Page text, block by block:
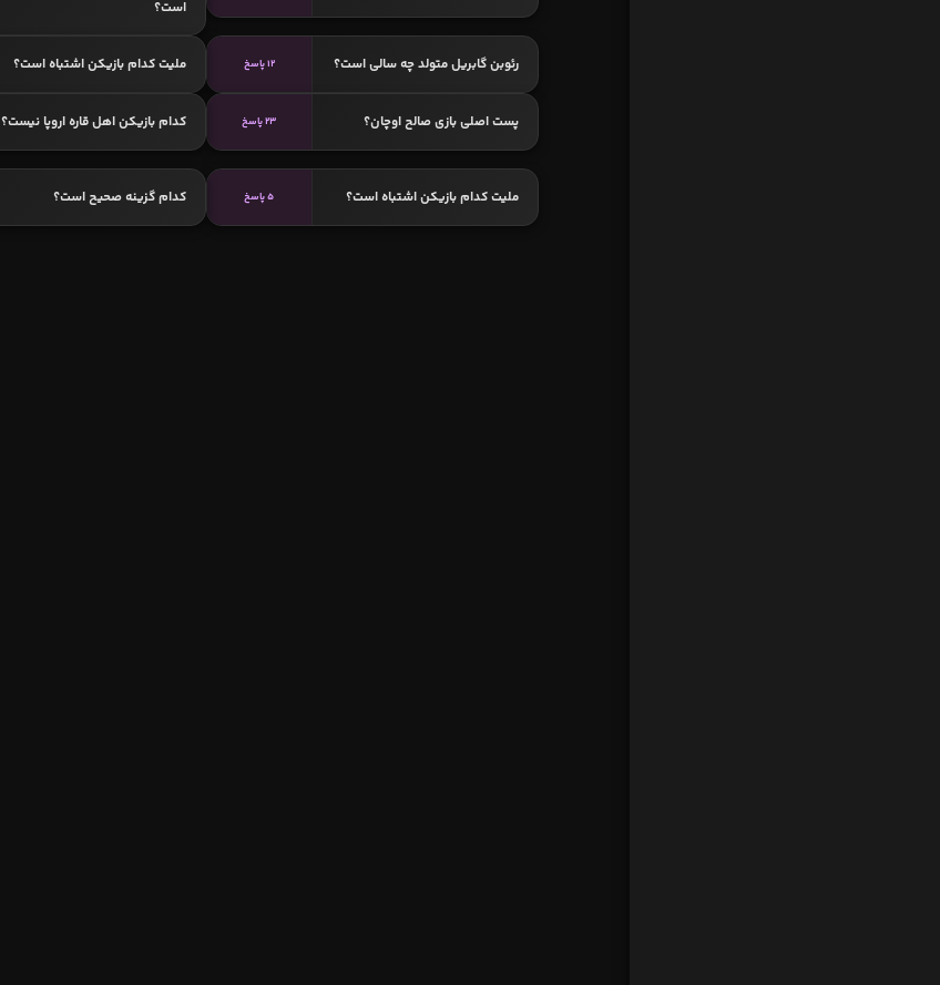
است؟
رئوبن گابریل متولد چه سالی است؟ 12 پاسخ ملیت کدام بازیکن اشتباه است؟
پست اصلی بازی صالح اوچان؟ 23 پاسخ کدام بازیکن اهل قاره اروپا نیست؟
ملیت کدام بازیکن اشتباه است؟ 5 پاسخ کدام گزینه صحیح است؟